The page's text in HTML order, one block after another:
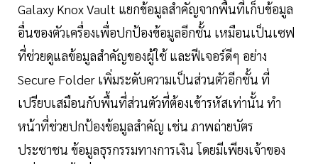
Galaxy Knox Vault แยกข้อมูลสำคัญจากพื้นที่เก็บข้อมูล
อื่นของตัวเครื่องเพื่อปกป้องข้อมูลอีกชั้น เหมือนเป็นเซฟ
ที่ช่วยดูแลข้อมูลสำคัญของผู้ใช้ และฟีเจอร์ดีๆ อย่าง
Secure Folder เพิ่มระดับความเป็นส่วนตัวอีกชั้น ที่
เปรียบเสมือนกับพื้นที่ส่วนตัวที่ต้องเข้ารหัสเท่านั้น ทำ
หน้าที่ช่วยปกป้องข้อมูลสำคัญ เช่น ภาพถ่ายบัตร
ประชาชน ข้อมูลธุรกรรมทางการเงิน โดยมีเพียงเจ้าของ